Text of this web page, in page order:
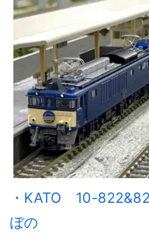
・KATO 10-
ぼの